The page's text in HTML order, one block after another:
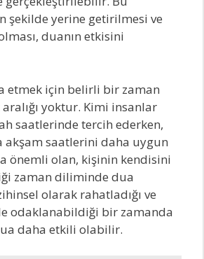
şekilde yerine getirilmesi ve
duanın etkisini
etmek için belirli bir zaman
yoktur. Kimi insanlar
saatlerinde tercih ederken,
akşam saatlerini daha uygun
önemli olan, kişinin kendisini
zaman diliminde dua
olarak rahatladığı ve
odaklanabildiği bir zamanda
daha etkili olabilir.